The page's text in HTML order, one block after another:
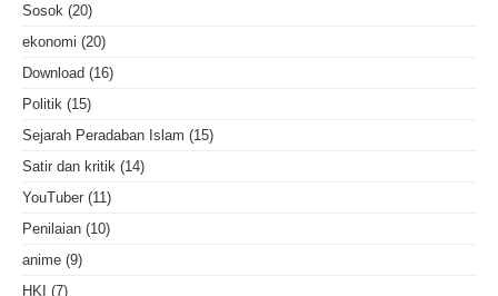
Sosok (20)
ekonomi (20)
Download (16)
Politik (15)
Sejarah Peradaban Islam (15)
Satir dan kritik (14)
YouTuber (11)
Penilaian (10)
anime (9)
HKI (7)